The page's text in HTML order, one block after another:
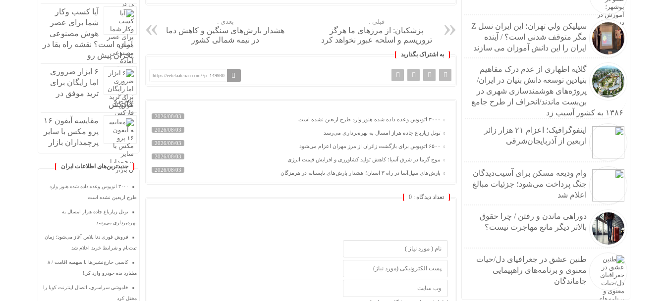
سیلیکن ولیِ تهران؛ این ایران نسل Z
مگر متوقف شدنی است؟ / آینده
ایران را این دانش آموزان می سازند
گلایه اطهاری از عدم درک مفاهیم
بنیادین توسعه دانش بنیان در ایران/
پروژه‌های هوشمندسازی شهری در
بن‌بست ماندند/انحراف از طرح جامع
۱۳۸۶ به کشور آسیب زد
اینفوگرافیک؛ اعزام ۲۱ هزار زائر
اربعین از آذربایجان‌شرقی
وام ودیعه مسکن برای آسیب‌دیدگان
جنگ پرداخت می‌شود؛ جزئیات مبالغ
اعلام شد
دوراهی ماندن و رفتن / چرا حقوق
بالاتر دیگر مانع مهاجرت نیست؟
طنین عشق در جغرافیای دل/حیات
معنوی و برنامه‌های راهپیمایی
جاماندگان
بعدی :
هشدار بارش‌های سنگین و کاهش دما
در نیمه شمالی کشور
قبلی :
پزشکیان: از مرزهای ما هرگز
تروریسم و اسلحه عبور نخواهد کرد
به اشتراک بگذارید
https://eetelaateiran.com/?p=149930
2026/08/03
تونل زیارباغ جاده هراز امسال به بهره‌برداری می‌رسد 2026/08/03
2026/08/03
موج گرما در شرق آسیا؛ کاهش تولید کشاورزی و افزایش قیمت انرژی 2026/08/03
بارش‌های سیل‌آسا در راه ۳ استان؛ هشدار بارش‌های تابستانه در هرمزگان 2026/08/03
تعداد دیدگاه : 0
آیا کسب وکار
شما برای عصر
هوش مصنوعی
آماده است؟ نقشه راه بقا در
بحران پیش رو
۶ ابزار ضروری
اما رایگان برای
ترید موفق در
فارکس
مقایسه آیفون ۱۶
پرو مکس با سایر
پرچمداران بازار
جدیدترین‌های اطلاعات ایران
۳۰۰۰ اتوبوس وعده داده شده هنوز وارد
طرح اربعین نشده است
تونل زیارباغ جاده هراز امسال به
بهره‌برداری می‌رسد
فروش فوری دنا پلاس آغاز می‌شود؛ زمان
ثبت‌نام و شرایط خرید اعلام شد
کاسبی خارج‌نشین‌ها با سهمیه اقامت / ۸
میلیارد بده خودرو وارد کن!
خاموشی سراسری، اتصال اینترنت کوبا را
مختل کرد